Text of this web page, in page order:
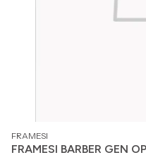
PRODUCENT
FRAMESI
FRAMESI BARBER GEN